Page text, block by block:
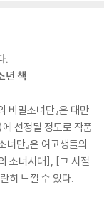
.
년 책
비밀소녀단』은 대만
선정될 정도로 작품
녀단』은 여고생들의
소녀시대], [그 시절
히 느낄 수 있다.